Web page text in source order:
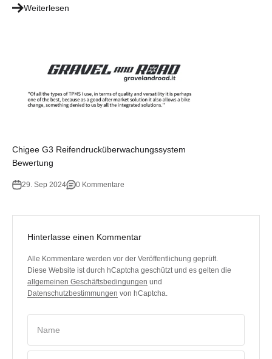
Weiterlesen
Chigee G3 Reifendrucküberwachungssystem
Bewertung
29. Sep 2024 0 Kommentare
Hinterlasse einen Kommentar
Alle Kommentare werden vor der Veröffentlichung geprüft.
Diese Website ist durch hCaptcha geschützt und es gelten die
allgemeinen Geschäftsbedingungen und
Datenschutzbestimmungen von hCaptcha.
Name